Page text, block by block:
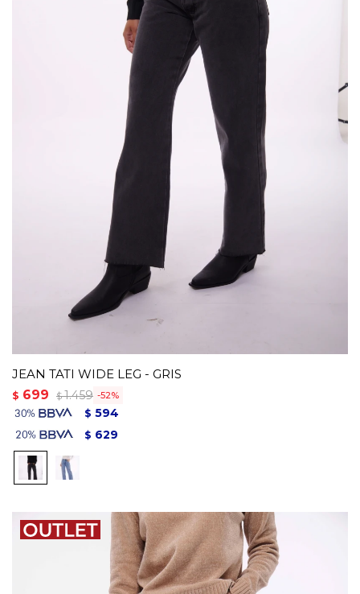
JEAN TATI WIDE LEG - GRIS
$ 699 $ 1.459 52
$ 594
$ 629